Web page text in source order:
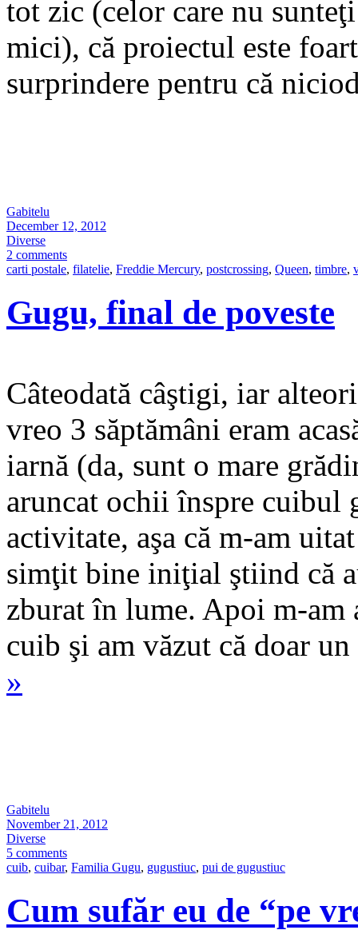
tot zic (celor care nu
mici), că proiectul este
surprindere pentru că
Gabitelu
December 12, 2012
Diverse
2 comments
carti postale, filatelie, Freddie Mercury, postcrossing, Queen, timbre,
Gugu, final de poveste
Câteodată câştigi, iar
vreo 3 săptămâni eram
iarnă (da, sunt o mare
aruncat ochii înspre cuibul
activitate, aşa că m-am
simţit bine iniţial ştiind că
zburat în lume. Apoi m-am
cuib şi am văzut că doar
»
Gabitelu
November 21, 2012
Diverse
5 comments
cuib, cuibar, Familia Gugu, gugustiuc, pui de gugustiuc
Cum sufăr eu de “pe